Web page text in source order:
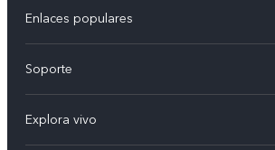
Enlaces populares
V60 Lite 5G
Y21d
Soporte
Funtouch OS
Explora vivo